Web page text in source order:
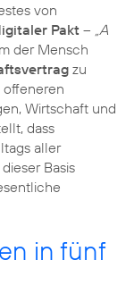
von
Pakt – „A
der Mensch
zu
offeneren
Wirtschaft und
dass
aller
Basis
in fünf